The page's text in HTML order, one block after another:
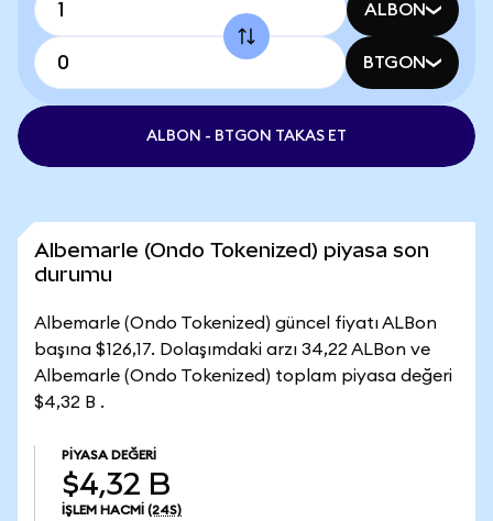
ALBON
BTGON
ALBON - BTGON TAKAS ET
Albemarle (Ondo Tokenized) piyasa son
durumu
Albemarle (Ondo Tokenized) güncel fiyatı ALBon
başına $126,17. Dolaşımdaki arzı 34,22 ALBon ve
Albemarle (Ondo Tokenized) toplam piyasa değeri
$4,32 B .
PIYASA DEĞERI
$4,32 B
İŞLEM HACMI (24S)